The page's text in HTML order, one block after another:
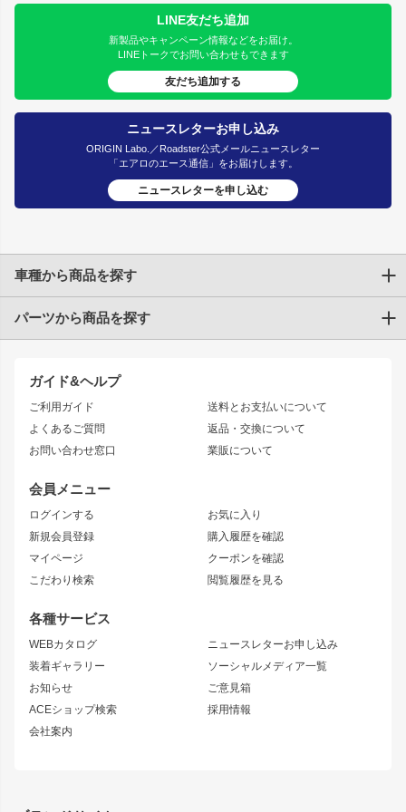
LINE友だち追加
新製品やキャンペーン情報などをお届け。
LINEトークでお問い合わせもできます
友だち追加する
ニュースレターお申し込み
ORIGIN Labo.／Roadster公式メールニュースレター
「エアロのエース通信」をお届けします。
ニュースレターを申し込む
ガイド&ヘルプ
ご利用ガイド
よくあるご質問
お問い合わせ窓口
送料とお支払いについて
返品・交換について
業販について
会員メニュー
ログインする
新規会員登録
マイページ
こだわり検索
お気に入り
購入履歴を確認
クーポンを確認
閲覧履歴を見る
各種サービス
WEBカタログ
装着ギャラリー
お知らせ
ACEショップ検索
会社案内
ニュースレターお申し込み
ソーシャルメディア一覧
ご意見箱
採用情報
車種から商品を探す
トヨタ
JZX90 CHASER
JZX110 MARK II
JZX100 MARK II
JZX90 MARK II
トレノ
マークX
アリスト
ソアラ
アルテッツァ
ニッサン
S15 シルビア
S14 シルビア 後期
S13 シルビア
180SX
シルエイティ
ワンビア
ローレル
セフィーロ
キャラバン
スズキ
パーツから商品を探す
エアロシリーズ
ドリフトライン
風神
雷神
レーシングライン
アタックライン
ストリームライン
リアウイング
ジムニーパーツ
ホイール
MUD-S7
MUD-SR7
まつど家 鉄漢